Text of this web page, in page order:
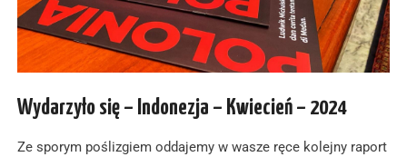
Wydarzyło się – Indonezja – Kwiecień – 2024
Ze sporym poślizgiem oddajemy w wasze ręce kolejny raport